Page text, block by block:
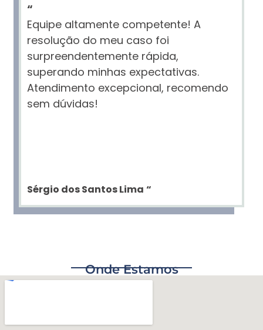
“
Equipe altamente competente! A
resolução do meu caso foi
surpreendentemente rápida,
superando minhas expectativas.
Atendimento excepcional, recomendo
sem dúvidas!
Sérgio dos Santos Lima “
Onde Estamos